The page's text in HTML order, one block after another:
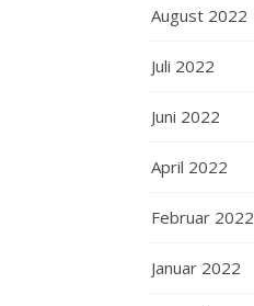
August 2022
Juli 2022
Juni 2022
April 2022
Februar 2022
Januar 2022